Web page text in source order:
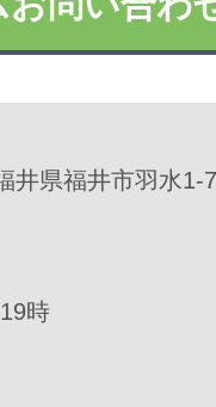
県福井市羽水1-
時